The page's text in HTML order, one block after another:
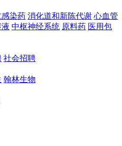
染药 消化道和新陈代谢 心血管
中枢神经系统 原料药 医用包
社会招聘
翰林生物